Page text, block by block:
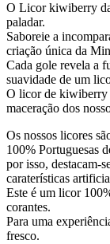
O Licor kiwiberry
paladar.
Saboreie a
criação única da
Cada gole revela a
suavidade de um
O licor de kiwiberry
maceração dos
Os nossos licores
100% Portuguesas
por isso, destacam-
caraterísticas
Este é um licor
corantes.
Para uma
fresco.